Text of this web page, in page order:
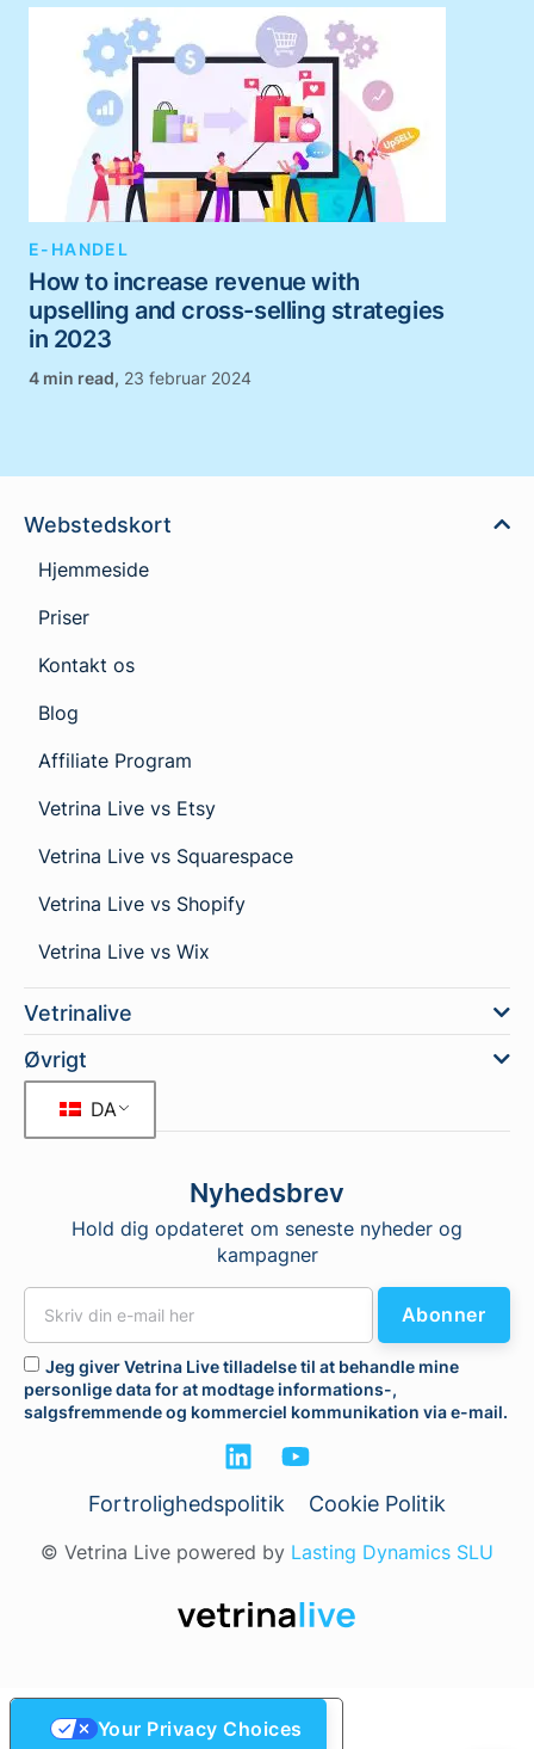
E-HANDEL
How to increase revenue with
upselling and cross-selling strategies
in 2023
, 23 februar 2024
Webstedskort
Hjemmeside
Priser
Kontakt os
Blog
Affiliate Program
Vetrina Live vs Etsy
Vetrina Live vs Squarespace
Vetrina Live vs Shopify
Vetrina Live vs Wix
Vetrinalive
Øvrigt
DA
Nyhedsbrev
Hold dig opdateret om seneste nyheder og
kampagner
Jeg giver Vetrina Live tilladelse til at behandle mine
personlige data for at modtage informations-,
salgsfremmende og kommerciel kommunikation via e-mail.
Abonner
Fortrolighedspolitik Cookie Politik
© Vetrina Live powered by Lasting Dynamics SLU
Your Privacy Choices